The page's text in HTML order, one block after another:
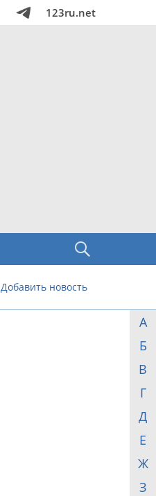
123ru.net
Добавить новость
А
Б
В
Г
Д
Е
Ж
З